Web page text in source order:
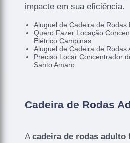
impacte em sua eficiência.
Aluguel de Cadeira de Rodas
Quero Fazer Locação
Elétrico Campinas
Aluguel de Cadeira de Rodas
Preciso Locar Concentrador
Santo Amaro
Cadeira de Rodas
Acadeira de rodas adulto